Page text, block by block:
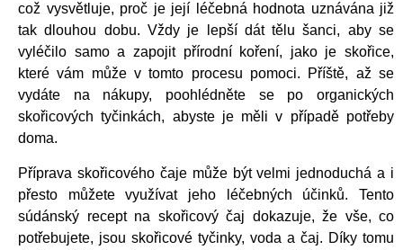
což vysvětluje, proč je její léčebná hodnota uznávána již
tak dlouhou dobu. Vždy je lepší dát tělu šanci, aby se
vyléčilo samo a zapojit přírodní koření, jako je skořice,
které vám může v tomto procesu pomoci. Příště, až se
vydáte na nákupy, poohlédněte se po organických
skořicových tyčinkách, abyste je měli v případě potřeby
doma.
Příprava skořicového čaje může být velmi jednoduchá a i
přesto můžete využívat jeho léčebných účinků. Tento
súdánský recept na skořicový čaj dokazuje, že vše, co
potřebujete, jsou skořicové tyčinky, voda a čaj. Díky tomu